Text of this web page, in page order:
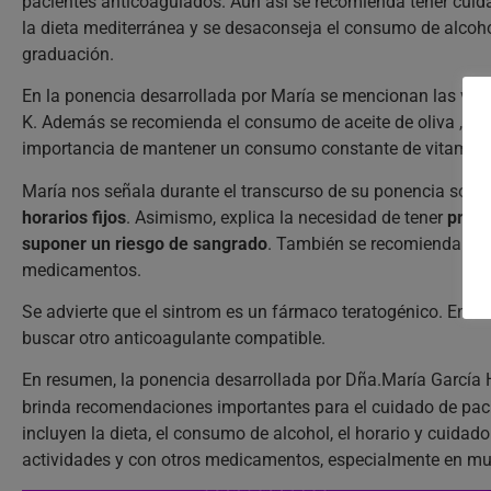
la dieta mediterránea y se desaconseja el consumo de
graduación.
En la ponencia desarrollada por María se mencionan las
K. Además se recomienda el consumo de aceite de oliva ,
importancia de mantener un consumo constante de vitamina
María nos señala durante el transcurso de su ponencia
horarios fijos. Asimismo, explica la necesidad de tener
suponer un riesgo de sangrado. También se recomienda
medicamentos.
Se advierte que el sintrom es un fármaco teratogénico. En
buscar otro anticoagulante compatible.
En resumen, la ponencia desarrollada por Dña.María García
brinda recomendaciones importantes para el cuidado de
incluyen la dieta, el consumo de alcohol, el horario y
actividades y con otros medicamentos, especialmente en